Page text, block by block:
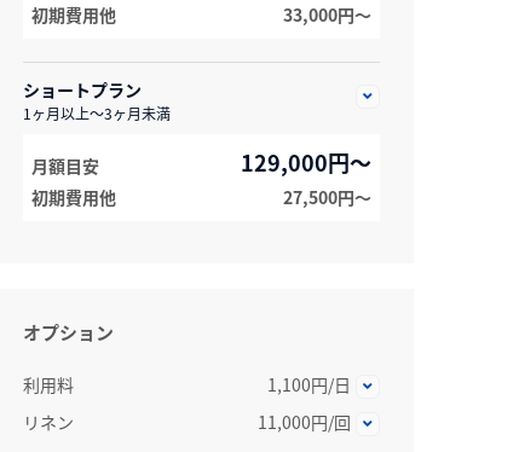
初期費用他 33,000円〜
ショートプラン
1ヶ月以上～3ヶ月未満
月額目安 129,000円～
初期費用他 27,500円〜
オプション
利用料
1,100円/日
リネン
11,000円/回